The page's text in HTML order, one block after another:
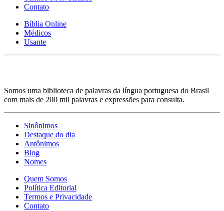
Contato
Bíblia Online
Médicos
Usante
Somos uma biblioteca de palavras da língua portuguesa do Brasil
com mais de 200 mil palavras e expressões para consulta.
Sinônimos
Destaque do dia
Antônimos
Blog
Nomes
Quem Somos
Política Editorial
Termos e Privacidade
Contato